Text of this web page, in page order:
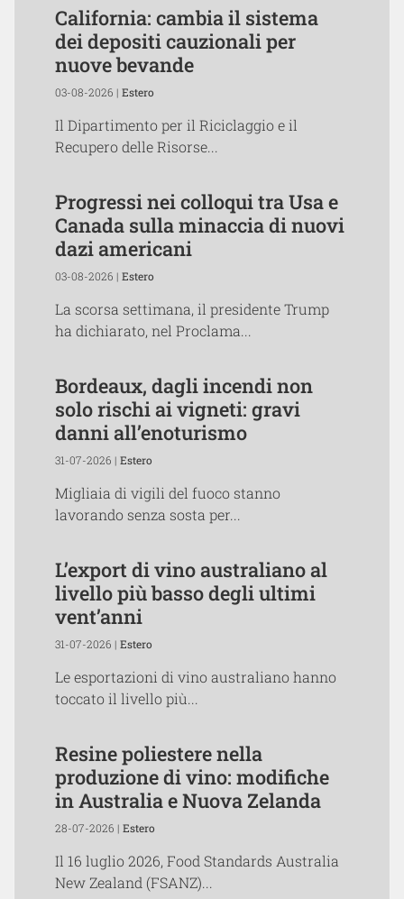
California: cambia il sistema
dei depositi cauzionali per
nuove bevande
03-08-2026 | Estero
Il Dipartimento per il Riciclaggio e il
Recupero delle Risorse...
Progressi nei colloqui tra Usa e
Canada sulla minaccia di nuovi
dazi americani
03-08-2026 | Estero
La scorsa settimana, il presidente Trump
ha dichiarato, nel Proclama...
Bordeaux, dagli incendi non
solo rischi ai vigneti: gravi
danni all’enoturismo
31-07-2026 | Estero
Migliaia di vigili del fuoco stanno
lavorando senza sosta per...
L’export di vino australiano al
livello più basso degli ultimi
vent’anni
31-07-2026 | Estero
Le esportazioni di vino australiano hanno
toccato il livello più...
Resine poliestere nella
produzione di vino: modifiche
in Australia e Nuova Zelanda
28-07-2026 | Estero
Il 16 luglio 2026, Food Standards Australia
New Zealand (FSANZ)...